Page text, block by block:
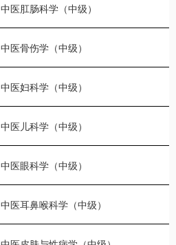
中医肛肠科学（中级）
中医骨伤学（中级）
中医妇科学（中级）
中医儿科学（中级）
中医眼科学（中级）
中医耳鼻喉科学（中级）